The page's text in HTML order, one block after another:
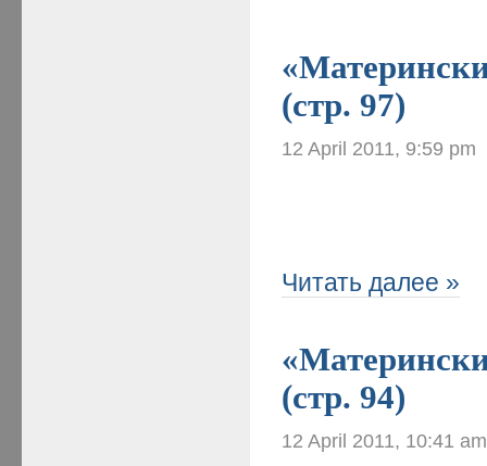
(стр. 97)
12 April 2011, 9:59 pm
Читать далее »
(стр. 94)
12 April 2011, 10:41 am